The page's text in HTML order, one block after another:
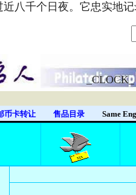
八千个日夜。它忠实地
币卡转让 售品目录 Same
_CLOCK_